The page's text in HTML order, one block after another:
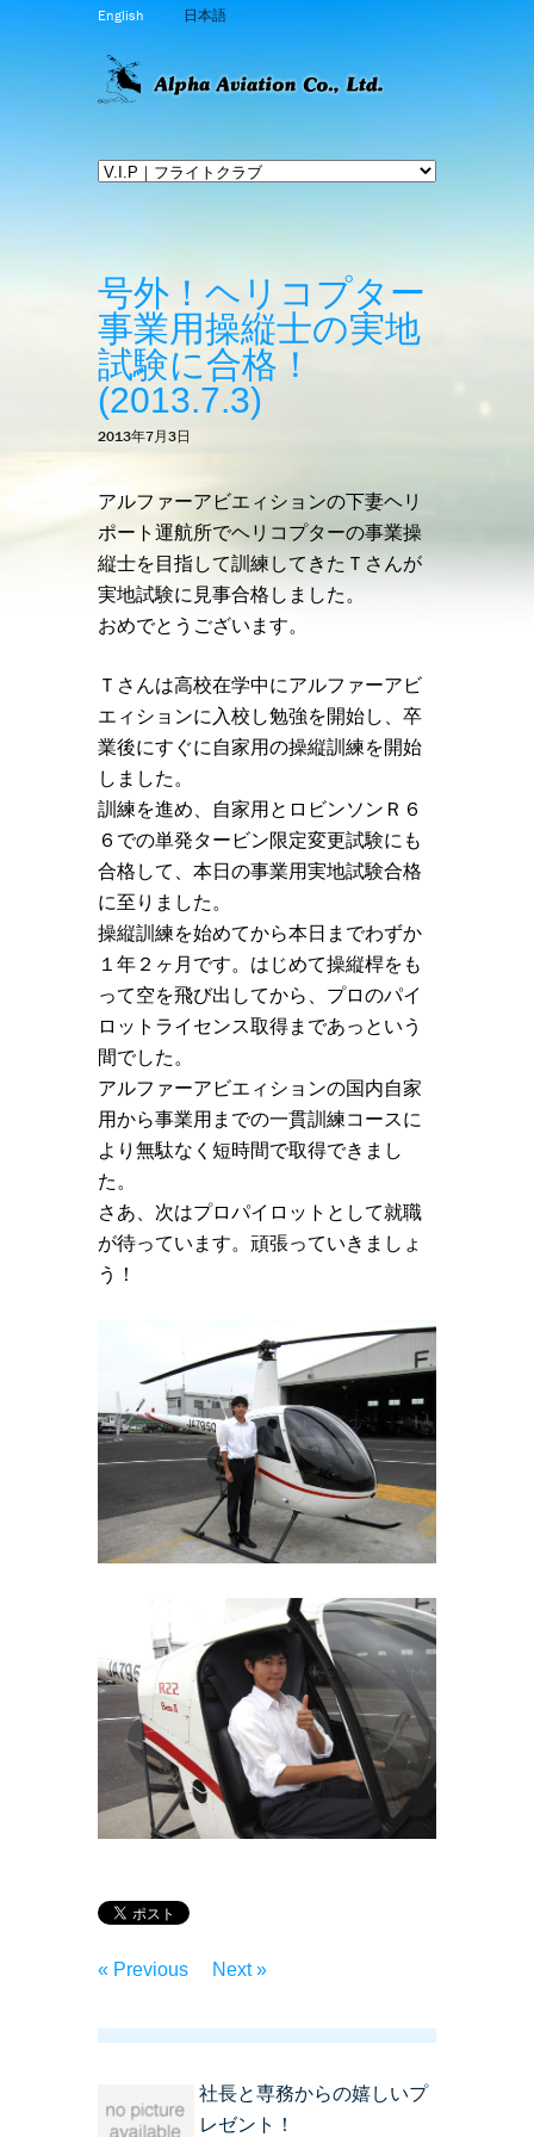
English 日本語
号外！ヘリコプター
事業用操縦士の実地
試験に合格！
(2013.7.3)
2013年7月3日
アルファーアビエィションの下妻ヘリ
ポート運航所でヘリコプターの事業操
縦士を目指して訓練してきたＴさんが
実地試験に見事合格しました。
おめでとうございます。
Ｔさんは高校在学中にアルファーアビ
エィションに入校し勉強を開始し、卒
業後にすぐに自家用の操縦訓練を開始
しました。
訓練を進め、自家用とロビンソンＲ６
６での単発タービン限定変更試験にも
合格して、本日の事業用実地試験合格
に至りました。
操縦訓練を始めてから本日までわずか
１年２ヶ月です。はじめて操縦桿をも
って空を飛び出してから、プロのパイ
ロットライセンス取得まであっという
間でした。
アルファーアビエィションの国内自家
用から事業用までの一貫訓練コースに
より無駄なく短時間で取得できまし
た。
さあ、次はプロパイロットとして就職
が待っています。頑張っていきましょ
う！
« Previous Next »
社長と専務からの嬉しいプ
レゼント！